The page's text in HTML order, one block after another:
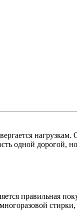
одной
правильная